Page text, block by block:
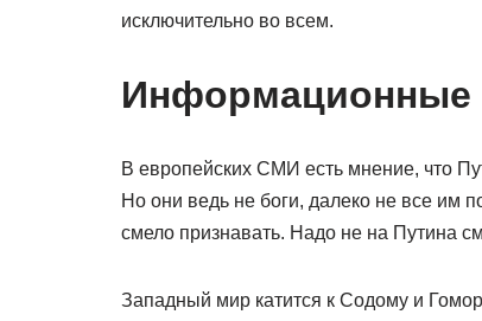
исключительно во всем.
В европейских СМИ есть мнение, что
Но они ведь не боги, далеко не все им
смело признавать. Надо не на Путина
Западный мир катится к Содому и